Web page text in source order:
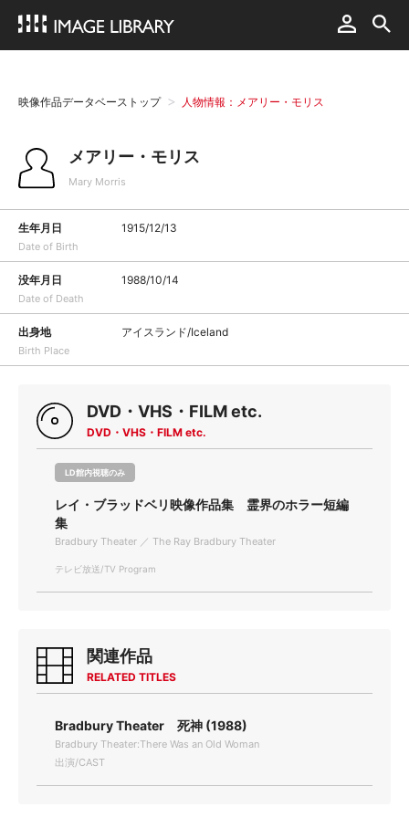
映像作品データベーストップ 人物情報：メアリー・モリス
メアリー・モリス
Mary Morris
生年月日
Date of Birth
1915/12/13
没年月日
Date of Death
1988/10/14
出身地
Birth Place
アイスランド/Iceland
DVD・VHS・FILM etc.
DVD・VHS・FILM etc.
LD館内視聴のみ
レイ・ブラッドベリ映像作品集 霊界のホラー短編
集
Bradbury Theater ／ The Ray Bradbury Theater
テレビ放送/TV Program
関連作品
RELATED TITLES
Bradbury Theater 死神 (1988)
Bradbury Theater:There Was an Old Woman
出演/CAST